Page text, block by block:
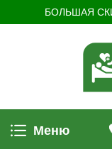
БОЛЬШАЯ
Меню